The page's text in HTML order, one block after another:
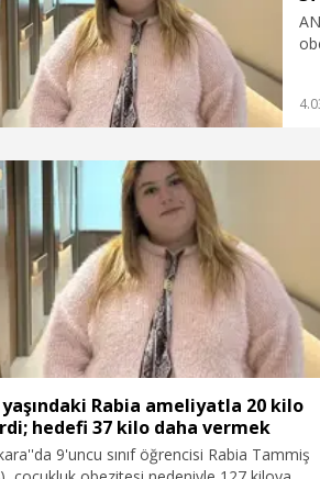
yaşındaki Rabia ameliyatla 20 kilo
hedefi 37 kilo daha vermek
9'uncu sınıf öğrencisi Rabia Tammiş